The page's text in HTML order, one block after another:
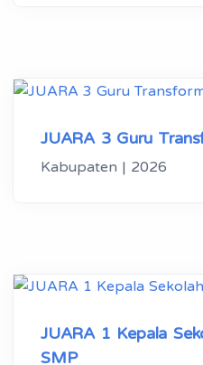
JUARA 3 Guru
Kabupaten | 2026
JUARA 1 Kepala
SMP